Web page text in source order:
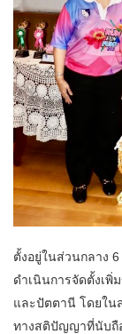
ตั้งอยู่ในส่วนกลาง
ดำเนินการจัดตั้งเ
และปัตตานี โดยใน
ทางสติปัญญาที่นับถื